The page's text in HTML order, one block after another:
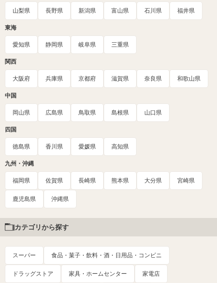
山梨県 長野県 新潟県 富山県 石川県 福井県
東海
愛知県 静岡県 岐阜県 三重県
関西
大阪府 兵庫県 京都府 滋賀県 奈良県 和歌山県
中国
岡山県 広島県 鳥取県 島根県 山口県
四国
徳島県 香川県 愛媛県 高知県
九州・沖縄
福岡県 佐賀県 長崎県 熊本県 大分県 宮崎県
鹿児島県 沖縄県
カテゴリから探す
スーパー 食品・菓子・飲料・酒・日用品・コンビニ
ドラッグストア 家具・ホームセンター 家電店